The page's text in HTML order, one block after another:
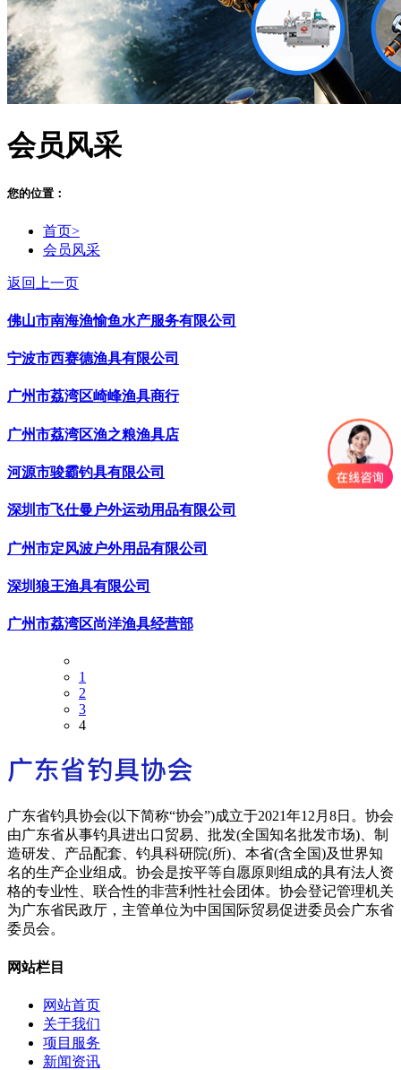
会员风采
您的位置：
首页>
会员风采
返回上一页
佛山市南海渔愉鱼水产服务有限公司
宁波市西赛德渔具有限公司
广州市荔湾区崎峰渔具商行
广州市荔湾区渔之粮渔具店
河源市骏霸钓具有限公司
深圳市飞仕曼户外运动用品有限公司
广州市定风波户外用品有限公司
深圳狼王渔具有限公司
广州市荔湾区尚洋渔具经营部
1
2
3
4
广东省钓具协会(以下简称“协会”)成立于2021年12月8日。协会
由广东省从事钓具进出口贸易、批发(全国知名批发市场)、制
造研发、产品配套、钓具科研院(所)、本省(含全国)及世界知
名的生产企业组成。协会是按平等自愿原则组成的具有法人资
格的专业性、联合性的非营利性社会团体。协会登记管理机关
为广东省民政厅，主管单位为中国国际贸易促进委员会广东省
委员会。
网站栏目
网站首页
关于我们
项目服务
新闻资讯